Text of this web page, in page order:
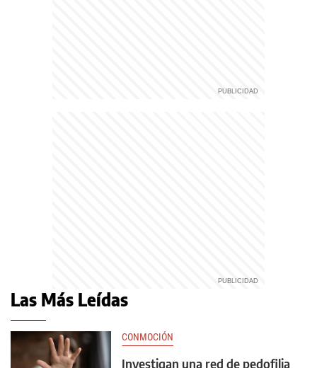
Las Más Leídas
CONMOCIÓN
Investigan una red de pedofilia